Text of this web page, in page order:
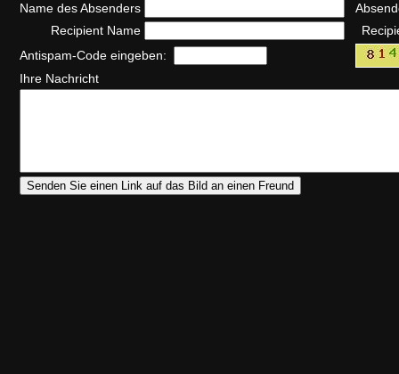
Name des Absenders
Recipient Name
Antispam-Code eingeben:
Ihre Nachricht